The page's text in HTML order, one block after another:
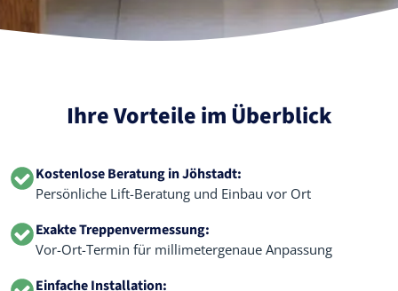
Ihre Vorteile im Überblick
Kostenlose Beratung in Jöhstadt:
Persönliche Lift-Beratung und Einbau vor Ort
Exakte Treppenvermessung:
Vor-Ort-Termin für millimetergenaue Anpassung
Einfache Installation: